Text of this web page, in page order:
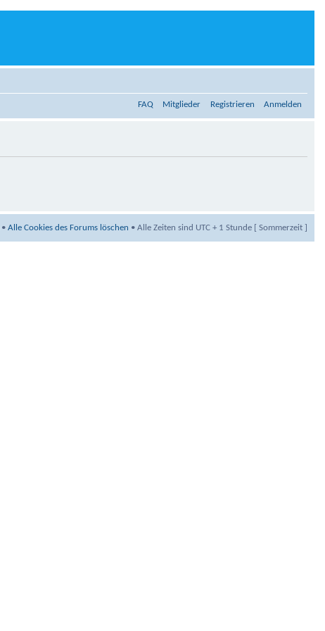
FAQ Mitglieder Registrieren Anmelden
• Alle Cookies des Forums löschen • Alle Zeiten sind UTC + 1 Stunde [ Sommerzeit ]